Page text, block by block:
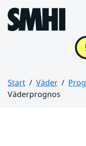
Hoppa till sidans innehåll
Start Väder
Väderprognos